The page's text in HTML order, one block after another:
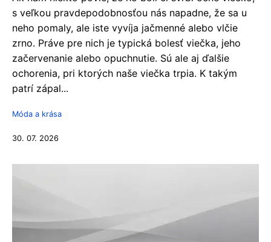
s veľkou pravdepodobnosťou nás napadne, že sa u
neho pomaly, ale iste vyvíja jačmenné alebo vlčie
zrno. Práve pre nich je typická bolesť viečka, jeho
začervenanie alebo opuchnutie. Sú ale aj ďalšie
ochorenia, pri ktorých naše viečka trpia. K takým
patrí zápal...
Móda a krása
30. 07. 2026